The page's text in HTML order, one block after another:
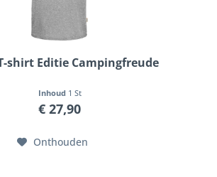
shirt Editie Campingfreude
Inhoud 1 St
€ 27,90
Onthouden